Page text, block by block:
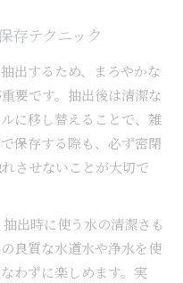
存テクニック
出するため、まろやかな
要です。抽出後は清潔な
に移し替えることで、雑
保存する際も、必ず密閉
させないことが大切で
出時に使う水の清潔さも
良質な水道水や浄水を使
わずに楽しめます。実